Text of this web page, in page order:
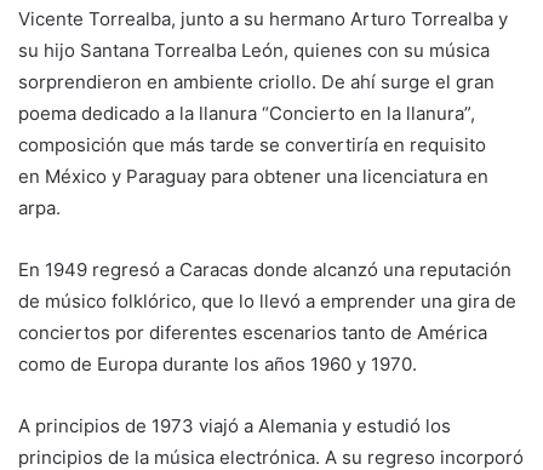
Vicente Torrealba, junto a su hermano Arturo Torrealba y
su hijo Santana Torrealba León, quienes con su música
sorprendieron en ambiente criollo. De ahí surge el gran
poema dedicado a la llanura “Concierto en la llanura”,
composición que más tarde se convertiría en requisito
en México y Paraguay para obtener una licenciatura en
arpa.
En 1949 regresó a Caracas donde alcanzó una reputación
de músico folklórico, que lo llevó a emprender una gira de
conciertos por diferentes escenarios tanto de América
como de Europa durante los años 1960 y 1970.
A principios de 1973 viajó a Alemania y estudió los
principios de la música electrónica. A su regreso incorporó